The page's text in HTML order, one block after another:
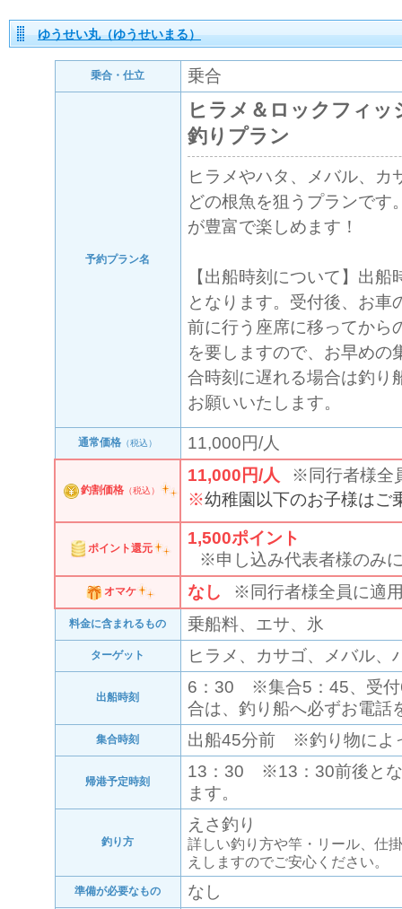
ゆうせい丸（ゆうせいまる）
乗合・仕立 乗合
予約プラン名
ヒラメ＆ロックフィッ
釣りプラン
ヒラメやハタ、メバル、カ
どの根魚を狙うプランです
が豊富で楽しめます！
【出船時刻について】出
となります。受付後、お車
前に行う座席に移ってから
を要しますので、お早めの
合時刻に遅れる場合は釣り
お願いいたします。
通常価格 （税込） 11,000円/人
釣割価格（税込）
11,000円/人
※同行者様全
幼稚園以下のお子様はご
ポイント還元
1,500ポイント
※申し込み代表者様のみ
オマケ なし ※同行者様全員に適
料金に含まれるもの 乗船料、エサ、氷
ターゲット ヒラメ、カサゴ、メバル、
出船時刻
6：30 ※集合5：45、受付
合は、釣り船へ必ずお電話
集合時刻 出船45分前 ※釣り物によ
帰港予定時刻
13：30 ※13：30前後とな
ます。
釣り方
えさ釣り
詳しい釣り方や竿・リール、仕
えしますのでご安心ください。
準備が必要なもの なし